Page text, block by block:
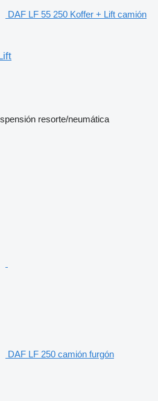
DAF LF 55 250 Koffer + Lift camión
resorte/neumática
DAF LF 250 camión furgón